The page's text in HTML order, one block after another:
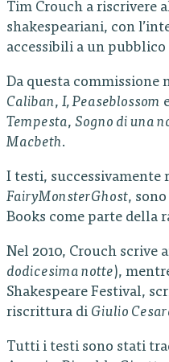
Tim Crouch a riscrivere
shakespeariani, con
accessibili a un pubblico
Da questa commissione
Caliban, I, Peaseblossom
Tempesta, Sogno di una
Macbeth.
I testi,
FairyMonsterGhost,
Books come parte della
Nel 2010, Crouch scrive
dodicesima notte),
Shakespeare Festival,
riscrittura di Giulio
Tutti i testi sono stati